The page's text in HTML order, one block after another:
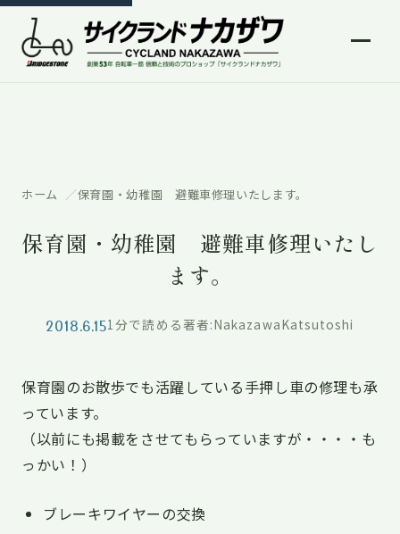
ホーム 保育園・幼稚園 避難車修理いたします。
保育園・幼稚園 避難車修理いたし
ます。
2018.6.151分で読める著者:NakazawaKatsutoshi
保育園のお散歩でも活躍している手押し車の修理も承
っています。
（以前にも掲載をさせてもらっていますが・・・・も
っかい！）
ブレーキワイヤーの交換